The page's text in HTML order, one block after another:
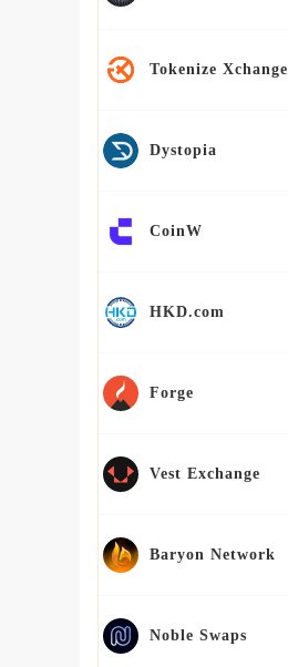
Tokenize Xchange
Dystopia
CoinW
HKD.com
Forge
Vest Exchange
Baryon Network
Noble Swaps